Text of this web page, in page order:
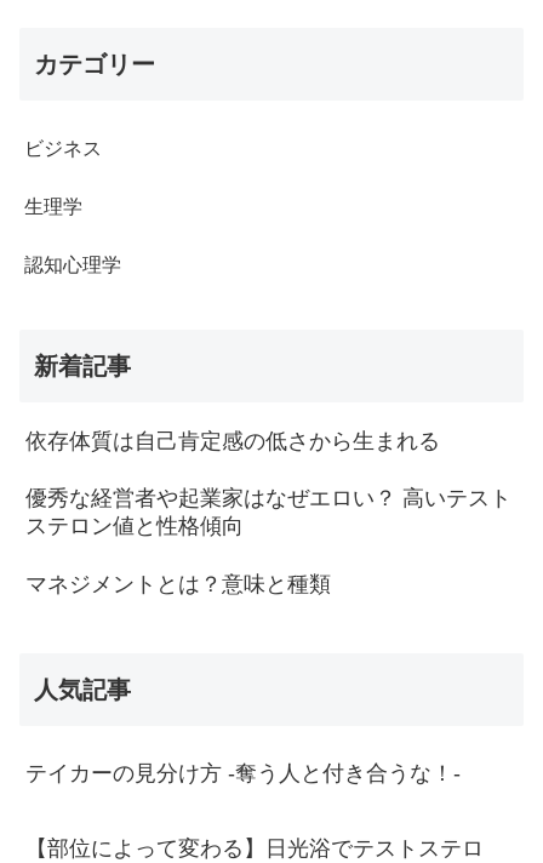
カテゴリー
ビジネス
生理学
認知心理学
新着記事
依存体質は自己肯定感の低さから生まれる
優秀な経営者や起業家はなぜエロい？ 高いテスト
ステロン値と性格傾向
マネジメントとは？意味と種類
人気記事
テイカーの見分け方 -奪う人と付き合うな！-
【部位によって変わる】日光浴でテストステロ